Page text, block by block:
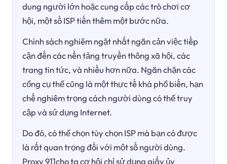
dung người lớn hoặc cung cấp các trò chơi cơ
hội, một số ISP tiến thêm một bước nữa.
Chính sách nghiêm ngặt nhất ngăn cản việc tiếp
cận đến các nền tảng truyền thông xã hội, các
trang tin tức, và nhiều hơn nữa. Ngăn chặn các
cổng cụ thể cũng là một thực tế khá phổ biến, hạn
chế nghiêm trọng cách người dùng có thể truy
cập và sử dụng Internet.
Do đó, có thể chọn tùy chọn ISP mà bạn có được
là rất quan trọng đối với một số người dùng.
Proxy 911cho ta cơ hội chỉ sử dụng giấy ủy